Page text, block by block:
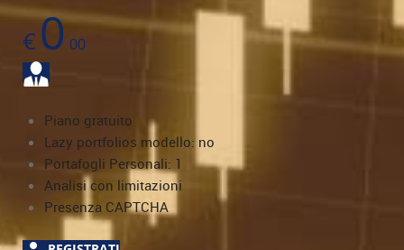
€0 00
Piano gratuito
Lazy portfolios modello: no
Portafogli Personali: 1
Analisi con limitazioni
Presenza CAPTCHA